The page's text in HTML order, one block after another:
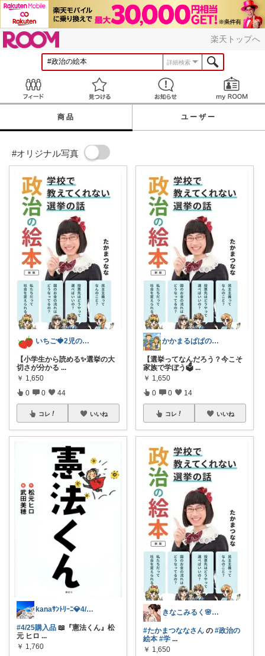
楽天トップへ
詳細検索
見つける お知らせ
商品 ユーザー
#オリジナル写真
いちご🍓2児のママ
【小学生から読める✨️選挙の大
切さが分かる ...
￥ 1,650
0 0 44
コレ いいね
kanaｻﾝﾄﾘｰﾆ💎4/3感謝♡
#4/25購入品 📖『憲法くん』松
元 ヒロ ...
￥ 1,760
かかまるぱぱのオススメ🫢経由感謝❗
【選挙ってなんだろう？今こそ
家族で学ぼう🗳 ...
￥ 1,650
0 0 14
コレ いいね
きなこみるく🌸乳がんサバイバーブロガー
#たかまつななさん の #政治の
絵本 #学 ...
￥ 1,650